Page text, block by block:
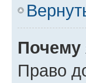
Почему
Право